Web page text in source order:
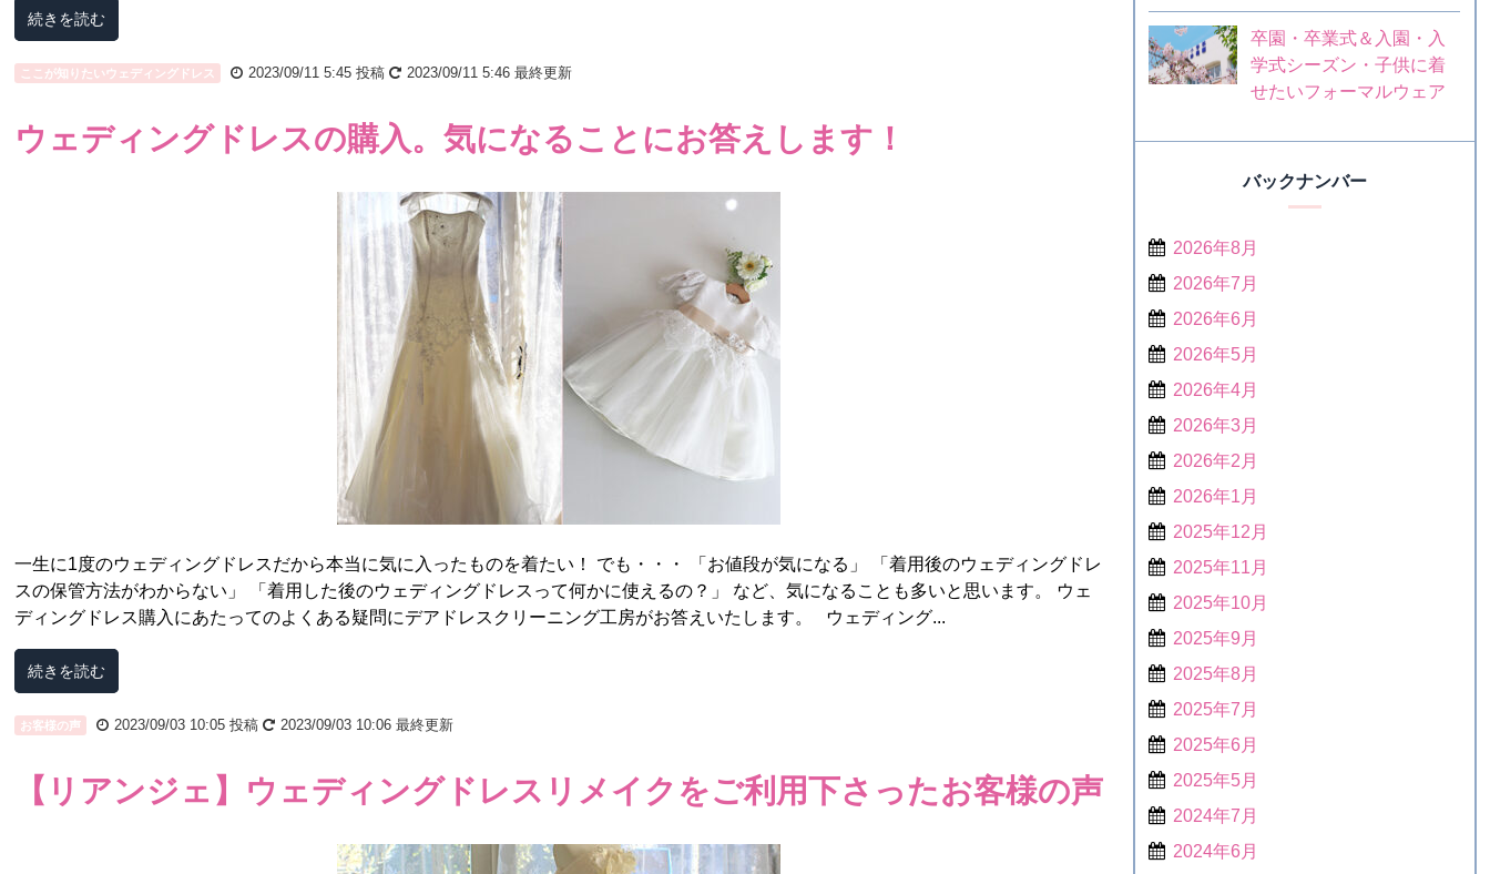
続きを読む
ここが知りたいウェディングドレス 2023/09/11 5:45投稿 2023/09/11 5:46最終更新
ウェディングドレスの購入。気になることにお答えします！
一生に1度のウェディングドレスだから本当に気に入ったものを着たい！ でも・・・ 「お値段が気になる」 「着用後のウェディングドレ
スの保管方法がわからない」 「着用した後のウェディングドレスって何かに使えるの？」 など、気になることも多いと思います。 ウェ
ディングドレス購入にあたってのよくある疑問にデアドレスクリーニング工房がお答えいたします。 ウェディング...
続きを読む
お客様の声 2023/09/03 10:05投稿 2023/09/03 10:06最終更新
【リアンジェ】ウェディングドレスリメイクをご利用下さったお客様の声
卒園・卒業式＆入園・入
学式シーズン・子供に着
せたいフォーマルウェア
バックナンバー
2026年8月
2026年7月
2026年6月
2026年5月
2026年4月
2026年3月
2026年2月
2026年1月
2025年12月
2025年11月
2025年10月
2025年9月
2025年8月
2025年7月
2025年6月
2025年5月
2024年7月
2024年6月